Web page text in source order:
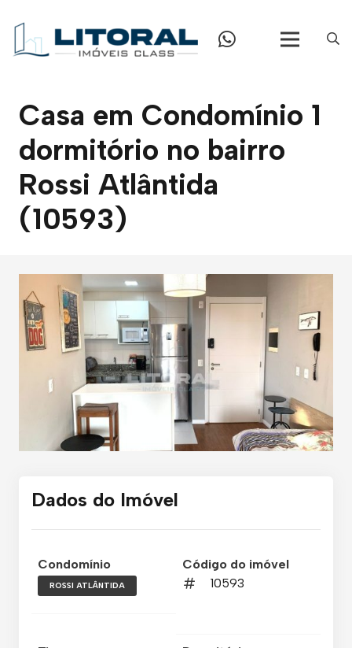
Casa em Condomínio 1
dormitório no bairro
Rossi Atlântida
(10593)
Dados do Imóvel
Condomínio
ROSSI ATLÂNTIDA
Código do imóvel
10593